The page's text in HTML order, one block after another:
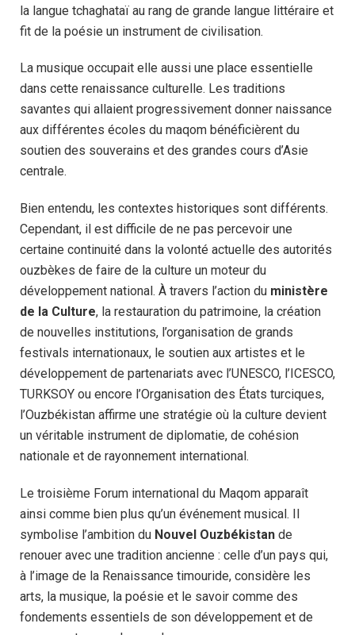
la langue tchaghataï au rang de grande langue littéraire et
fit de la poésie un instrument de civilisation.
La musique occupait elle aussi une place essentielle
dans cette renaissance culturelle. Les traditions
savantes qui allaient progressivement donner naissance
aux différentes écoles du maqom bénéficièrent du
soutien des souverains et des grandes cours d’Asie
centrale.
Bien entendu, les contextes historiques sont différents.
Cependant, il est difficile de ne pas percevoir une
certaine continuité dans la volonté actuelle des autorités
ouzbèkes de faire de la culture un moteur du
développement national. À travers l’action du ministère
de la Culture, la restauration du patrimoine, la création
de nouvelles institutions, l’organisation de grands
festivals internationaux, le soutien aux artistes et le
développement de partenariats avec l’UNESCO, l’ICESCO,
TURKSOY ou encore l’Organisation des États turciques,
l’Ouzbékistan affirme une stratégie où la culture devient
un véritable instrument de diplomatie, de cohésion
nationale et de rayonnement international.
Le troisième Forum international du Maqom apparaît
ainsi comme bien plus qu’un événement musical. Il
symbolise l’ambition du Nouvel Ouzbékistan de
renouer avec une tradition ancienne : celle d’un pays qui,
à l’image de la Renaissance timouride, considère les
arts, la musique, la poésie et le savoir comme des
fondements essentiels de son développement et de